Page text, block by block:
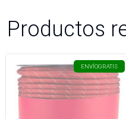
Productos
ENVÍOGRATIS